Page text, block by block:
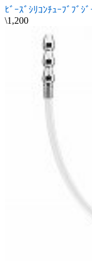
ﾋﾞｰｽﾞｼﾘｺﾝﾁｭｰﾌﾞﾌﾞｼﾞ
\1,200